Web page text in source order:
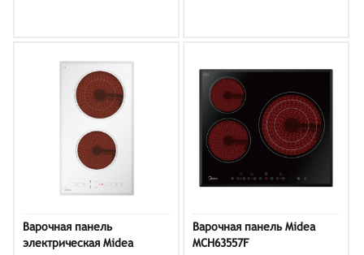
Варочная панель
электрическая Midea
Варочная панель Midea
MCH63557F